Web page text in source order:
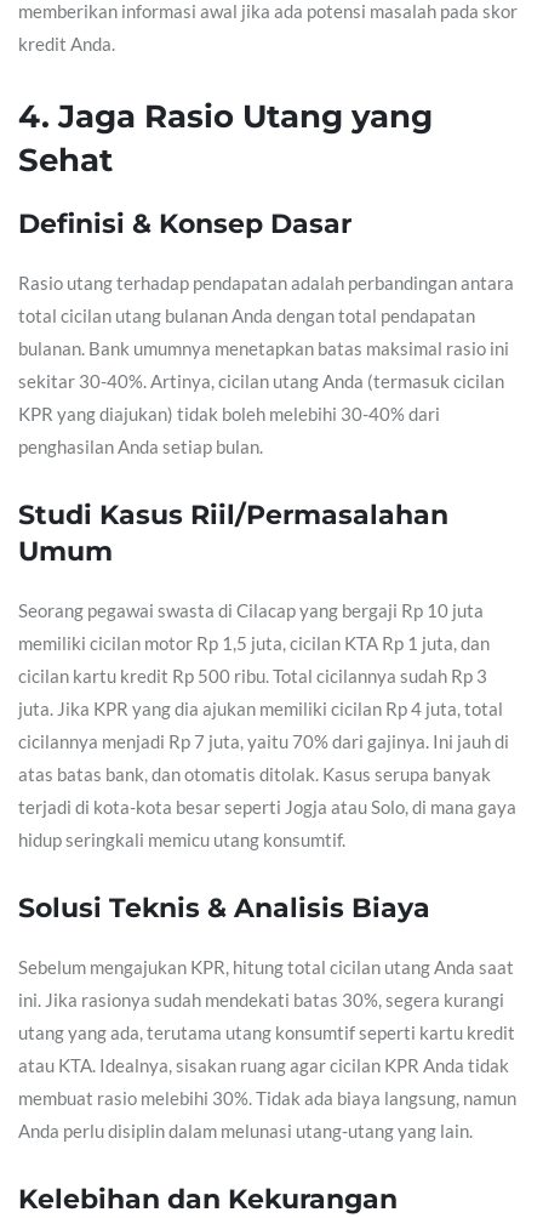
memberikan informasi awal jika ada potensi masalah pada skor
kredit Anda.
4. Jaga Rasio Utang yang
Sehat
Definisi & Konsep Dasar
Rasio utang terhadap pendapatan adalah perbandingan antara
total cicilan utang bulanan Anda dengan total pendapatan
bulanan. Bank umumnya menetapkan batas maksimal rasio ini
sekitar 30-40%. Artinya, cicilan utang Anda (termasuk cicilan
KPR yang diajukan) tidak boleh melebihi 30-40% dari
penghasilan Anda setiap bulan.
Studi Kasus Riil/Permasalahan
Umum
Seorang pegawai swasta di Cilacap yang bergaji Rp 10 juta
memiliki cicilan motor Rp 1,5 juta, cicilan KTA Rp 1 juta, dan
cicilan kartu kredit Rp 500 ribu. Total cicilannya sudah Rp 3
juta. Jika KPR yang dia ajukan memiliki cicilan Rp 4 juta, total
cicilannya menjadi Rp 7 juta, yaitu 70% dari gajinya. Ini jauh di
atas batas bank, dan otomatis ditolak. Kasus serupa banyak
terjadi di kota-kota besar seperti Jogja atau Solo, di mana gaya
hidup seringkali memicu utang konsumtif.
Solusi Teknis & Analisis Biaya
Sebelum mengajukan KPR, hitung total cicilan utang Anda saat
ini. Jika rasionya sudah mendekati batas 30%, segera kurangi
utang yang ada, terutama utang konsumtif seperti kartu kredit
atau KTA. Idealnya, sisakan ruang agar cicilan KPR Anda tidak
membuat rasio melebihi 30%. Tidak ada biaya langsung, namun
Anda perlu disiplin dalam melunasi utang-utang yang lain.
Kelebihan dan Kekurangan